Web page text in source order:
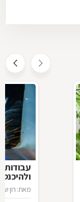
עבודות
מאת: רון